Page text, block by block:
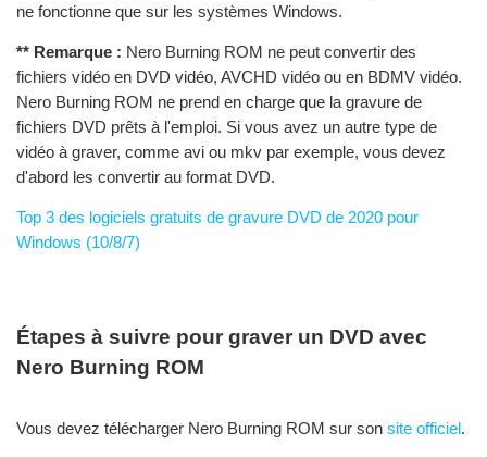
ne fonctionne que sur les systèmes Windows.
** Remarque : Nero Burning ROM ne peut convertir des
fichiers vidéo en DVD vidéo, AVCHD vidéo ou en BDMV vidéo.
Nero Burning ROM ne prend en charge que la gravure de
fichiers DVD prêts à l'emploi. Si vous avez un autre type de
vidéo à graver, comme avi ou mkv par exemple, vous devez
d'abord les convertir au format DVD.
Top 3 des logiciels gratuits de gravure DVD de 2020 pour
Windows (10/8/7)
Étapes à suivre pour graver un DVD avec
Nero Burning ROM
Vous devez télécharger Nero Burning ROM sur son site officiel.